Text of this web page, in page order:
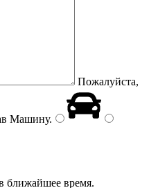
Пожалуйста,
Машину.
ближайшее время.